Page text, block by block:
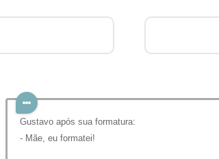
Gustavo após sua formatura:
- Mãe, eu formatei!